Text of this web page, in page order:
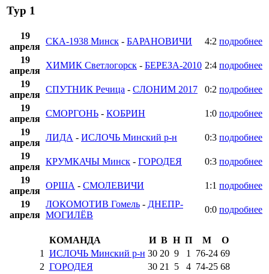
Тур 1
19
апреля
СКА-1938 Минск - БАРАНОВИЧИ 4:2 подробнее
19
апреля
ХИМИК Светлогорск - БЕРЕЗА-2010 2:4 подробнее
19
апреля
СПУТНИК Речица - СЛОНИМ 2017 0:2 подробнее
19
апреля
СМОРГОНЬ - КОБРИН 1:0 подробнее
19
апреля
ЛИДА - ИСЛОЧЬ Минский р-н 0:3 подробнее
19
апреля
КРУМКАЧЫ Минск - ГОРОДЕЯ 0:3 подробнее
19
апреля
ОРША - СМОЛЕВИЧИ 1:1 подробнее
19
апреля
ЛОКОМОТИВ Гомель - ДНЕПР-
МОГИЛЁВ
0:0 подробнее
КОМАНДА И В Н П М
О
1
ИСЛОЧЬ Минский р-н 30 20 9 1 76-24 69
2 ГОРОДЕЯ 30 21 5 4 74-25 68